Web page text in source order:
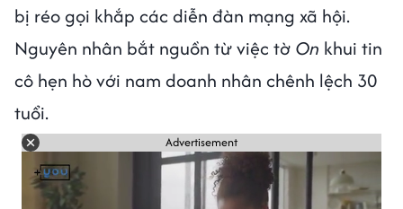
bị réo gọi khắp các diễn đàn mạng xã hội.
Nguyên nhân bắt nguồn từ việc tờ On khui tin
cô hẹn hò với nam doanh nhân chênh lệch 30
tuổi.
Advertisement